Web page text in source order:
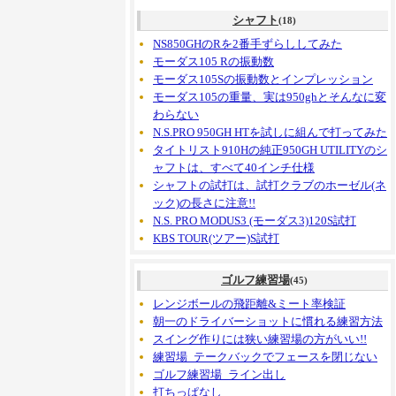
シャフト(18)
NS850GHのRを2番手ずらししてみた
モーダス105 Rの振動数
モーダス105Sの振動数とインプレッション
モーダス105の重量、実は950ghとそんなに変
わらない
N.S.PRO 950GH HTを試しに組んで打ってみた
タイトリスト910Hの純正950GH UTILITYのシ
ャフトは、すべて40インチ仕様
シャフトの試打は、試打クラブのホーゼル(ネ
ック)の長さに注意!!
N.S. PRO MODUS3 (モーダス3)120S試打
KBS TOUR(ツアー)S試打
ゴルフ練習場(45)
レンジボールの飛距離&ミート率検証
朝一のドライバーショットに慣れる練習方法
スイング作りには狭い練習場の方がいい!!
練習場_テークバックでフェースを閉じない
ゴルフ練習場_ライン出し
打ちっぱなし